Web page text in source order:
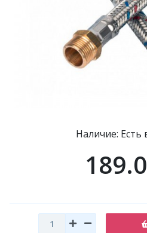
Наличие: Есть